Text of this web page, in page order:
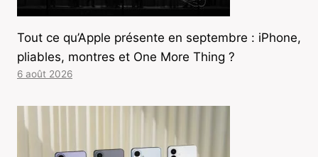
Tout ce qu’Apple présente en septembre : iPhone,
pliables, montres et One More Thing ?
6 août 2026